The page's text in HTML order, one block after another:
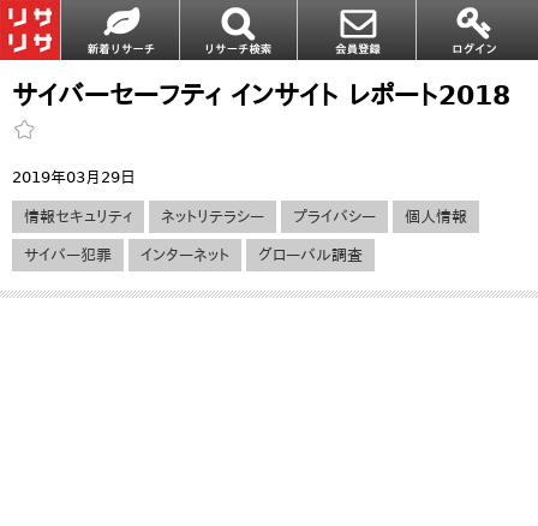
サイバーセーフティ インサイト レポート2018
2019年03月29日
情報セキュリティ ネットリテラシー プライバシー 個人情報
サイバー犯罪 インターネット グローバル調査